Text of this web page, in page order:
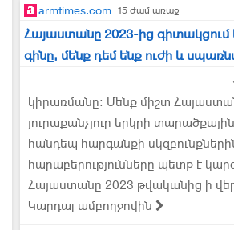
armtimes.com 15 ժամ առաջ
Հայաստանը 2023-ից
գինը, մենք դեմ ենք ուժի և
կիրառմանը։ Մենք միշտ
յուրաքանչյուր երկրի
հանդեպ հարգանքի
հարաբերությունները պետք է
Հայաստանը 2023 թվականից ի
Կարդալ ամբողջովին